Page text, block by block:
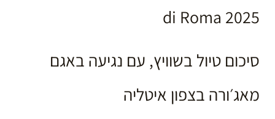
di Roma 2025
סיכום טיול בשוויץ, עם נגיעה באגם
מאג׳ורה בצפון איטליה